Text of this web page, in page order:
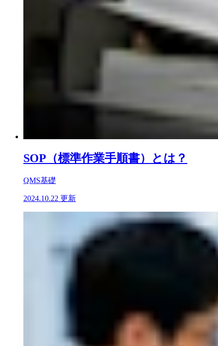
SOP（標準作業手順書）とは？
QMS基礎
2024.10.22 更新